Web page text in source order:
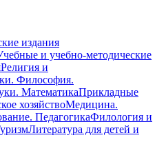
издания
и учебно-методические
Религия и
Философия.
МатематикаПрикладные
хозяйствоМедицина.
ПедагогикаФилология и
Литература для детей и